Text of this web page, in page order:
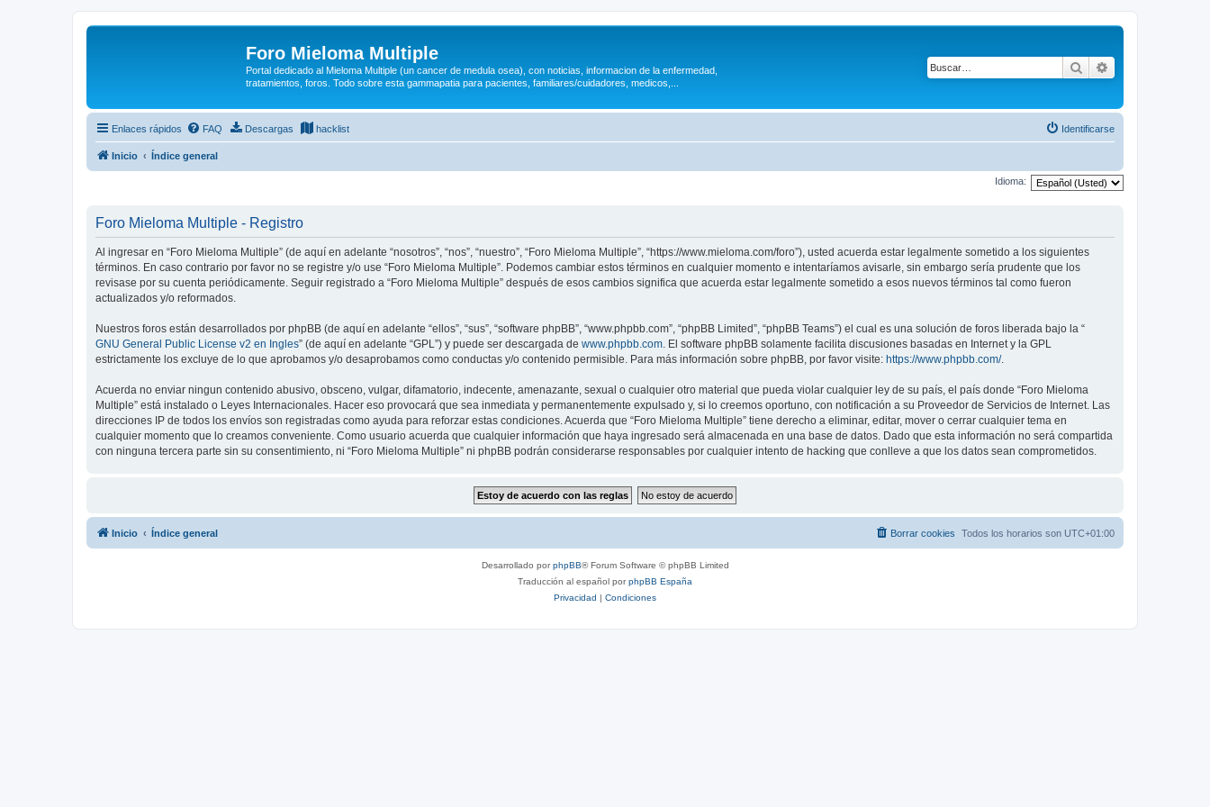
Foro Mieloma Multiple
Portal dedicado al Mieloma Multiple (un cancer de medula osea), con noticias, informacion de la enfermedad,
tratamientos, foros. Todo sobre esta gammapatia para pacientes, familiares/cuidadores, medicos,...
Buscar
Enlaces rápidos FAQ Descargas hacklist Identificarse
Inicio Índice general
Idioma:
Foro Mieloma Multiple - Registro
Al ingresar en “Foro Mieloma Multiple” (de aquí en adelante “nosotros”, “nos”, “nuestro”, “Foro Mieloma Multiple”, “https://www.mieloma.com/foro”), usted acuerda estar legalmente sometido a los siguientes
términos. En caso contrario por favor no se registre y/o use “Foro Mieloma Multiple”. Podemos cambiar estos términos en cualquier momento e intentaríamos avisarle, sin embargo sería prudente que los
revisase por su cuenta periódicamente. Seguir registrado a “Foro Mieloma Multiple” después de esos cambios significa que acuerda estar legalmente sometido a esos nuevos términos tal como fueron
actualizados y/o reformados.
Nuestros foros están desarrollados por phpBB (de aquí en adelante “ellos”, “sus”, “software phpBB”, “www.phpbb.com”, “phpBB Limited”, “phpBB Teams”) el cual es una solución de foros liberada bajo la “
GNU General Public License v2 en Ingles” (de aquí en adelante “GPL”) y puede ser descargada de www.phpbb.com. El software phpBB solamente facilita discusiones basadas en Internet y la GPL
estrictamente los excluye de lo que aprobamos y/o desaprobamos como conductas y/o contenido permisible. Para más información sobre phpBB, por favor visite: https://www.phpbb.com/.
Acuerda no enviar ningun contenido abusivo, obsceno, vulgar, difamatorio, indecente, amenazante, sexual o cualquier otro material que pueda violar cualquier ley de su país, el país donde “Foro Mieloma
Multiple” está instalado o Leyes Internacionales. Hacer eso provocará que sea inmediata y permanentemente expulsado y, si lo creemos oportuno, con notificación a su Proveedor de Servicios de Internet. Las
direcciones IP de todos los envíos son registradas como ayuda para reforzar estas condiciones. Acuerda que “Foro Mieloma Multiple” tiene derecho a eliminar, editar, mover o cerrar cualquier tema en
cualquier momento que lo creamos conveniente. Como usuario acuerda que cualquier información que haya ingresado será almacenada en una base de datos. Dado que esta información no será compartida
con ninguna tercera parte sin su consentimiento, ni “Foro Mieloma Multiple” ni phpBB podrán considerarse responsables por cualquier intento de hacking que conlleve a que los datos sean comprometidos.
Inicio Índice general Todos los horarios son UTC+01:00
Borrar cookies
Desarrollado porphpBB® Forum Software © phpBB Limited
Traducción al español porphpBB España
Privacidad | Condiciones